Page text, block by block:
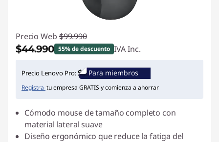
Precio Web $99.990
$44.990 55% de descuento IVA Inc.
Ahorros instantáneos :-$55.000
Precio Lenovo Pro: Para miembros
Registra tu empresa GRATIS y comienza a ahorrar
Cómodo mouse de tamaño completo con
material lateral suave
Diseño ergonómico que reduce la fatiga del